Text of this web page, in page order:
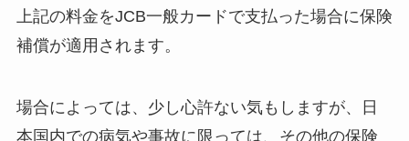
上記の料金をJCB一般カードで支払った場合に保険
補償が適用されます。
場合によっては、少し心許ない気もしますが、日
本国内での病気や事故に限っては、その他の保険